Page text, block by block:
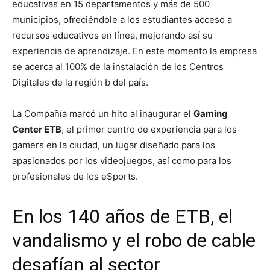
educativas en 15 departamentos y más de 500
municipios, ofreciéndole a los estudiantes acceso a
recursos educativos en línea, mejorando así su
experiencia de aprendizaje. En este momento la empresa
se acerca al 100% de la instalación de los Centros
Digitales de la región b del país.
La Compañía marcó un hito al inaugurar el Gaming
Center ETB, el primer centro de experiencia para los
gamers en la ciudad, un lugar diseñado para los
apasionados por los videojuegos, así como para los
profesionales de los eSports.
En los 140 años de ETB, el
vandalismo y el robo de cable
desafían al sector